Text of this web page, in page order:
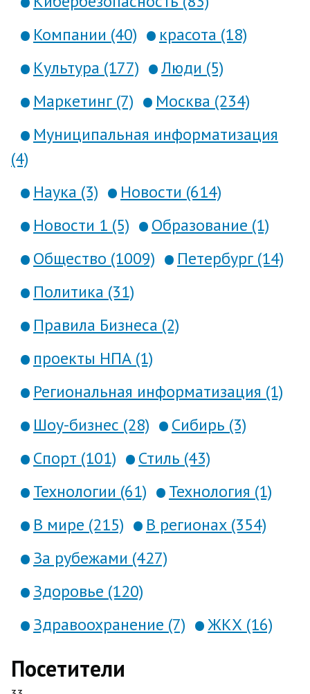
Компании (40)
красота (18)
Культура (177)
Люди (5)
Маркетинг (7)
Москва (234)
Муниципальная информатизация
(4)
Наука (3)
Новости (614)
Новости 1 (5)
Образование (1)
Общество (1009)
Петербург (14)
Политика (31)
Правила Бизнеса (2)
проекты НПА (1)
Региональная информатизация (1)
Шоу-бизнес (28)
Сибирь (3)
Спорт (101)
Стиль (43)
Технологии (61)
Технология (1)
В мире (215)
В регионах (354)
За рубежами (427)
Здоровье (120)
Здравоохранение (7)
ЖКХ (16)
Посетители